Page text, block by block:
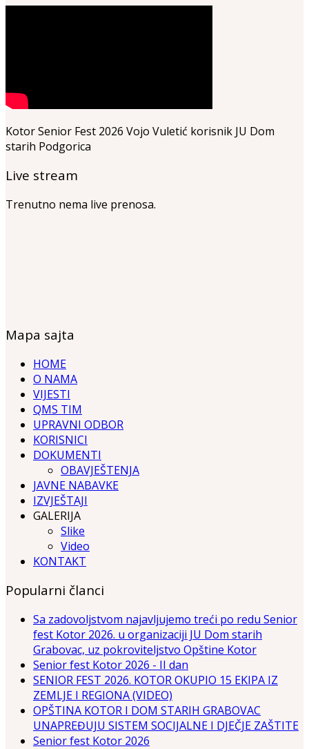
Kotor Senior Fest 2026 Vojo Vuletić korisnik JU Dom
starih Podgorica
Live stream
Trenutno nema live prenosa.
Mapa sajta
HOME
O NAMA
VIJESTI
QMS TIM
UPRAVNI ODBOR
KORISNICI
DOKUMENTI
OBAVJEŠTENJA
JAVNE NABAVKE
IZVJEŠTAJI
GALERIJA
Slike
Video
KONTAKT
Popularni članci
Sa zadovoljstvom najavljujemo treći po redu Senior
fest Kotor 2026. u organizaciji JU Dom starih
Grabovac, uz pokroviteljstvo Opštine Kotor
Senior fest Kotor 2026 - II dan
SENIOR FEST 2026. KOTOR OKUPIO 15 EKIPA IZ
ZEMLJE I REGIONA (VIDEO)
OPŠTINA KOTOR I DOM STARIH GRABOVAC
UNAPREĐUJU SISTEM SOCIJALNE I DJEČJE ZAŠTITE
Senior fest Kotor 2026